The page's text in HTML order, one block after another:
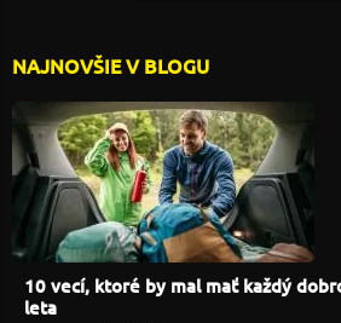
NAJNOVŠIE V BLOGU
10 vecí, ktoré by mal mať každý
leta